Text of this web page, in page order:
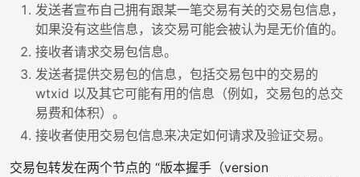
发送者宣布自己拥有跟某一笔交易有关的交易包信息，
如果没有这些信息，该交易可能会被认为是无价值的。
接收者请求交易包信息。
发送者提供交易包的信息，包括交易包中的交易的
wtxid 以及其它可能有用的信息（例如，交易包的总交
易费和体积）。
接收者使用交易包信息来决定如何请求及验证交易。
交易包转发在两个节点的 “版本握手（version